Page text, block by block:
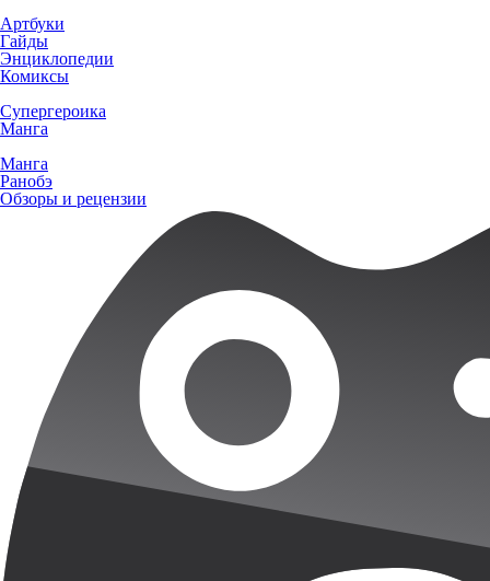
Артбуки
Гайды
Энциклопедии
Комиксы
Супергероика
Манга
Манга
Ранобэ
Обзоры и рецензии